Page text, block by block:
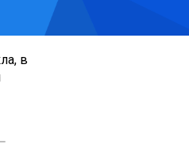
в